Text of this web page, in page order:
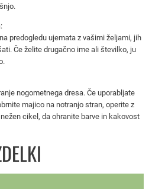
predogledu ujemata z vašimi željami, jih
Če želite drugačno ime ali številko, ju
nogometnega dresa. Če uporabljate
majico na notranjo stran, operite z
cikel, da ohranite barve in kakovost